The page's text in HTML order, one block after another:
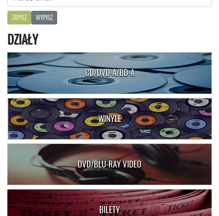
ZAPISZ WYPISZ
DZIAŁY
CD/DVD-A/BD-A
WINYLE
DVD/BLU-RAY VIDEO
BILETY